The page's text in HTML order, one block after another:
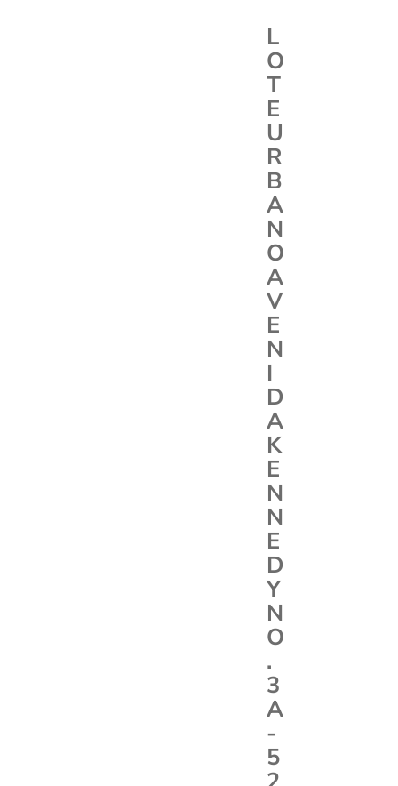
L
O
T
E
U
R
B
A
N
O
A
V
E
N
I
D
A
K
E
N
N
E
D
Y
N
O
.
3
A
-
5